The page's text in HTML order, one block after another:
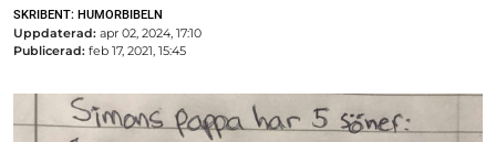
SKRIBENT: HUMORBIBELN
Uppdaterad: apr 02, 2024, 17:10
Publicerad: feb 17, 2021, 15:45